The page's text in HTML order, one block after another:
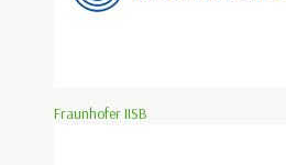
Fraunhofer IISB